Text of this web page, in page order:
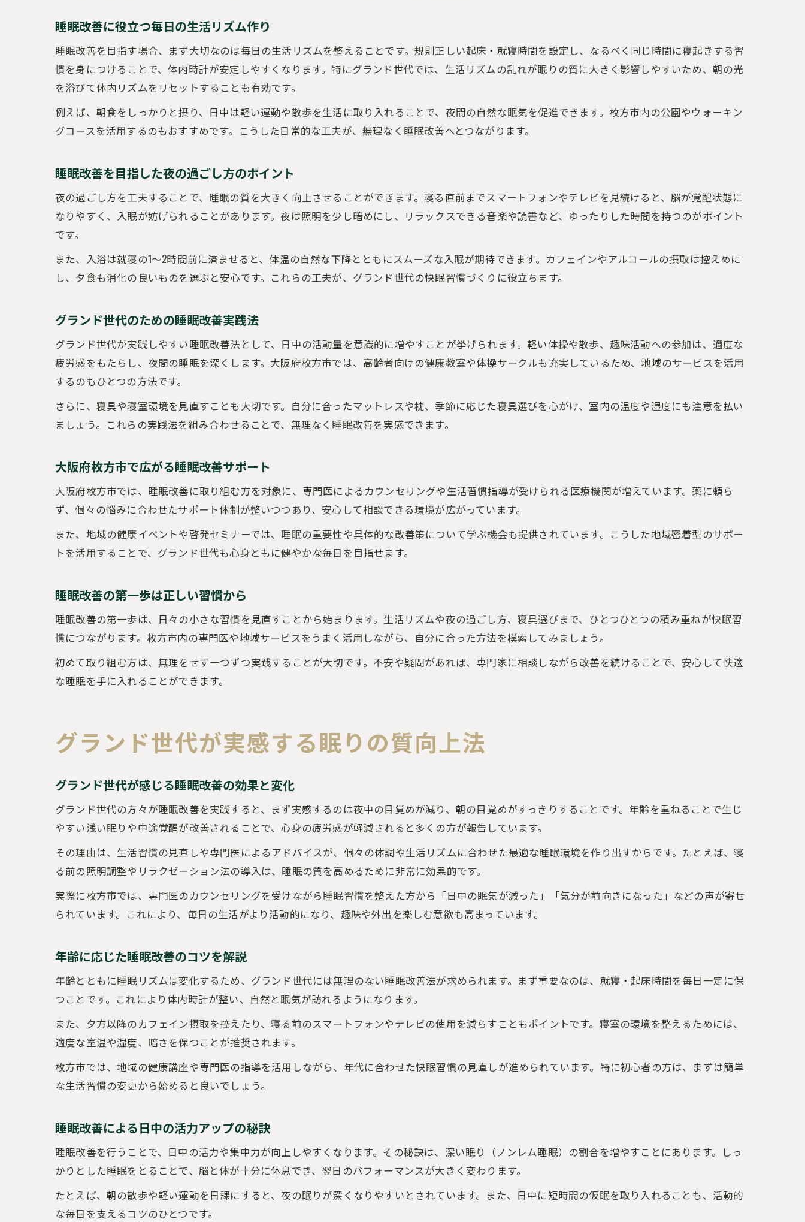
実体験から学ぶ睡眠改善の成功ポイント
眠りの質を高める睡眠改善の取り組み方
睡眠改善は専門医のカウンセリングが鍵
専門医が提案する睡眠改善の効果的手法
睡眠改善を支える専門医サポートの全貌
夜中の目覚め対策に有効な生活習慣とは
睡眠改善で夜中の目覚めを防ぐ方法
グランド世代向け夜中対策の睡眠改善術
薬に頼らずに叶える枚方市の睡眠改善術
薬なしで実践できる睡眠改善アイデア集
薬に頼らない睡眠改善のための工夫とは
グランド世代に優しい薬不要の睡眠改善法
安心感が得られる睡眠改善相談の進め方
睡眠改善を支えるサポート体制を徹底解説
信頼できる快眠サポートで睡眠改善を実感
睡眠改善の相談先選びで大切なポイント
睡眠改善に役立つ毎日の生活リズム作り
睡眠改善を目指す場合、まず大切なのは毎日の生活リズムを整えることです。規則正しい起床・就寝時間を設定し、なるべく同じ時間に寝起きする習
慣を身につけることで、体内時計が安定しやすくなります。特にグランド世代では、生活リズムの乱れが眠りの質に大きく影響しやすいため、朝の光
を浴びて体内リズムをリセットすることも有効です。
例えば、朝食をしっかりと摂り、日中は軽い運動や散歩を生活に取り入れることで、夜間の自然な眠気を促進できます。枚方市内の公園やウォーキン
グコースを活用するのもおすすめです。こうした日常的な工夫が、無理なく睡眠改善へとつながります。
睡眠改善を目指した夜の過ごし方のポイント
夜の過ごし方を工夫することで、睡眠の質を大きく向上させることができます。寝る直前までスマートフォンやテレビを見続けると、脳が覚醒状態に
なりやすく、入眠が妨げられることがあります。夜は照明を少し暗めにし、リラックスできる音楽や読書など、ゆったりした時間を持つのがポイント
です。
また、入浴は就寝の1〜2時間前に済ませると、体温の自然な下降とともにスムーズな入眠が期待できます。カフェインやアルコールの摂取は控えめに
し、夕食も消化の良いものを選ぶと安心です。これらの工夫が、グランド世代の快眠習慣づくりに役立ちます。
グランド世代のための睡眠改善実践法
グランド世代が実践しやすい睡眠改善法として、日中の活動量を意識的に増やすことが挙げられます。軽い体操や散歩、趣味活動への参加は、適度な
疲労感をもたらし、夜間の睡眠を深くします。大阪府枚方市では、高齢者向けの健康教室や体操サークルも充実しているため、地域のサービスを活用
するのもひとつの方法です。
さらに、寝具や寝室環境を見直すことも大切です。自分に合ったマットレスや枕、季節に応じた寝具選びを心がけ、室内の温度や湿度にも注意を払い
ましょう。これらの実践法を組み合わせることで、無理なく睡眠改善を実感できます。
大阪府枚方市で広がる睡眠改善サポート
大阪府枚方市では、睡眠改善に取り組む方を対象に、専門医によるカウンセリングや生活習慣指導が受けられる医療機関が増えています。薬に頼ら
ず、個々の悩みに合わせたサポート体制が整いつつあり、安心して相談できる環境が広がっています。
また、地域の健康イベントや啓発セミナーでは、睡眠の重要性や具体的な改善策について学ぶ機会も提供されています。こうした地域密着型のサポー
トを活用することで、グランド世代も心身ともに健やかな毎日を目指せます。
睡眠改善の第一歩は正しい習慣から
睡眠改善の第一歩は、日々の小さな習慣を見直すことから始まります。生活リズムや夜の過ごし方、寝具選びまで、ひとつひとつの積み重ねが快眠習
慣につながります。枚方市内の専門医や地域サービスをうまく活用しながら、自分に合った方法を模索してみましょう。
初めて取り組む方は、無理をせず一つずつ実践することが大切です。不安や疑問があれば、専門家に相談しながら改善を続けることで、安心して快適
な睡眠を手に入れることができます。
グランド世代が実感する眠りの質向上法
グランド世代が感じる睡眠改善の効果と変化
グランド世代の方々が睡眠改善を実践すると、まず実感するのは夜中の目覚めが減り、朝の目覚めがすっきりすることです。年齢を重ねることで生じ
やすい浅い眠りや中途覚醒が改善されることで、心身の疲労感が軽減されると多くの方が報告しています。
その理由は、生活習慣の見直しや専門医によるアドバイスが、個々の体調や生活リズムに合わせた最適な睡眠環境を作り出すからです。たとえば、寝
る前の照明調整やリラクゼーション法の導入は、睡眠の質を高めるために非常に効果的です。
実際に枚方市では、専門医のカウンセリングを受けながら睡眠習慣を整えた方から「日中の眠気が減った」「気分が前向きになった」などの声が寄せ
られています。これにより、毎日の生活がより活動的になり、趣味や外出を楽しむ意欲も高まっています。
年齢に応じた睡眠改善のコツを解説
年齢とともに睡眠リズムは変化するため、グランド世代には無理のない睡眠改善法が求められます。まず重要なのは、就寝・起床時間を毎日一定に保
つことです。これにより体内時計が整い、自然と眠気が訪れるようになります。
また、夕方以降のカフェイン摂取を控えたり、寝る前のスマートフォンやテレビの使用を減らすこともポイントです。寝室の環境を整えるためには、
適度な室温や湿度、暗さを保つことが推奨されます。
枚方市では、地域の健康講座や専門医の指導を活用しながら、年代に合わせた快眠習慣の見直しが進められています。特に初心者の方は、まずは簡単
な生活習慣の変更から始めると良いでしょう。
睡眠改善による日中の活力アップの秘訣
睡眠改善を行うことで、日中の活力や集中力が向上しやすくなります。その秘訣は、深い眠り（ノンレム睡眠）の割合を増やすことにあります。しっ
かりとした睡眠をとることで、脳と体が十分に休息でき、翌日のパフォーマンスが大きく変わります。
たとえば、朝の散歩や軽い運動を日課にすると、夜の眠りが深くなりやすいとされています。また、日中に短時間の仮眠を取り入れることも、活動的
な毎日を支えるコツのひとつです。